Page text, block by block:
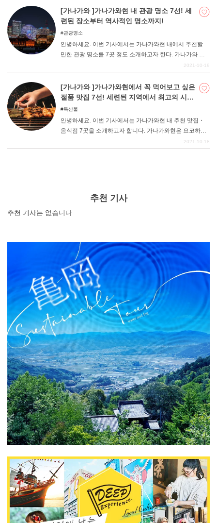
진 명소입니다. 아름다운 조형물이 아름다운 곳, 유일무이
한 야경이 아름다운 곳 등 요코하마 지역만의 멋진 풍경이
가득합니다. 이번 기사를 참고하여 사진을 찍으며 즐거운
[가나가와 ]가나가와현 내 관광 명소 7선! 세
련된 장소부터 역사적인 명소까지!
관광명소
안녕하세요. 이번 기사에서는 가나가와현 내에서 추천할
만한 관광 명소를 7곳 정도 소개하고자 한다. 가나가와 지
역은 요코하마 등을 중심으로 세련되고 젊은 층을 위한 분
역입니다. 전반적으로 다양한 얼굴을 가지고 있어 폭넓은
연령층이 즐길 수 있는 지역이다. 이번 기사를 참고하여 알
찬 가나가와 관광을 즐길 수 있기를 바랍니다.
2021-10-19
[가나가와 ]가나가와현에서 꼭 먹어보고 싶은
절품 맛집 7선! 세련된 지역에서 최고의 시간
을 보내자!
특산물
안녕하세요. 이번 기사에서는 가나가와현 내 추천 맛집・
음식점 7곳을 소개하고자 합니다. 가나가와현은 요코하마
시나 차이나타운을 중심으로 유명한 도시입니다. 도시 전
2021-10-18
추천 기사
추천 기사는 없습니다